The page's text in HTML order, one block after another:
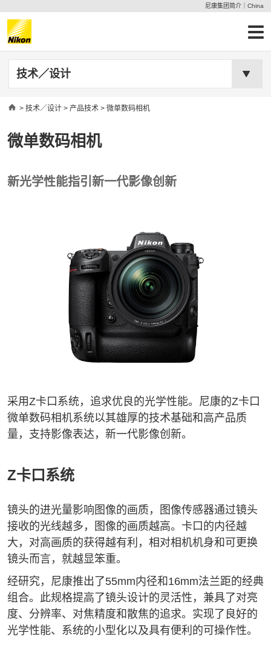
尼康集团简介｜China
技术／设计
Home
> 技术／设计> 产品技术> 微单数码相机
微单数码相机
新光学性能指引新一代影像创新
采用Z卡口系统，追求优良的光学性能。尼康的Z卡口
微单数码相机系统以其雄厚的技术基础和高产品质
量，支持影像表达，新一代影像创新。
Z卡口系统
镜头的进光量影响图像的画质，图像传感器通过镜头
接收的光线越多，图像的画质越高。卡口的内径越
大，对高画质的获得越有利，相对相机机身和可更换
镜头而言，就越显笨重。
经研究，尼康推出了55mm内径和16mm法兰距的经典
组合。此规格提高了镜头设计的灵活性，兼具了对亮
度、分辨率、对焦精度和散焦的追求。实现了良好的
光学性能、系统的小型化以及具有便利的可操作性。